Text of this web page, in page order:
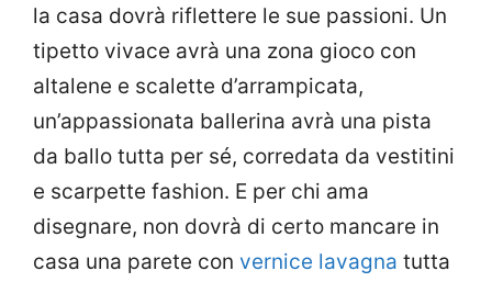
la casa dovrà riflettere le sue passioni. Un
tipetto vivace avrà una zona gioco con
altalene e scalette d’arrampicata,
un’appassionata ballerina avrà una pista
da ballo tutta per sé, corredata da vestitini
e scarpette fashion. E per chi ama
disegnare, non dovrà di certo mancare in
casa una parete con vernice lavagna tutta